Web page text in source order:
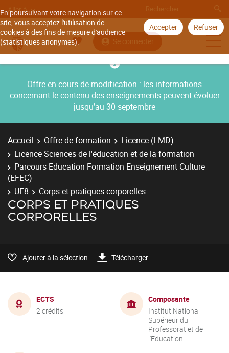
En poursuivant votre navigation sur ce
site, vous acceptez l'utilisation de
cookies à des fins de mesure d'audience
(statistiques anonymes).
Accepter Refuser
Aller à
Se connecter
Offre en cours de modification : les informations
concernant le contenu des enseignements peuvent évoluer
jusqu’au 30 septembre
Accueil Offre de formation
Licence (LMD)
Licence Sciences de l'éducation et de la formation
Parcours Education Formation Enseignement Culture
(EFEC)
UE8
Corps et pratiques corporelles
CORPS ET PRATIQUES
CORPORELLES
Ajouter à la sélection Télécharger
ECTS
2 crédits
Composante
Institut National
Supérieur du
Professorat et de
l'Education